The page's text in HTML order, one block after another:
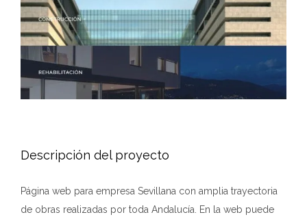
Descripción del proyecto
Página web para empresa Sevillana con amplia trayectoria
de obras realizadas por toda Andalucía. En la web puede